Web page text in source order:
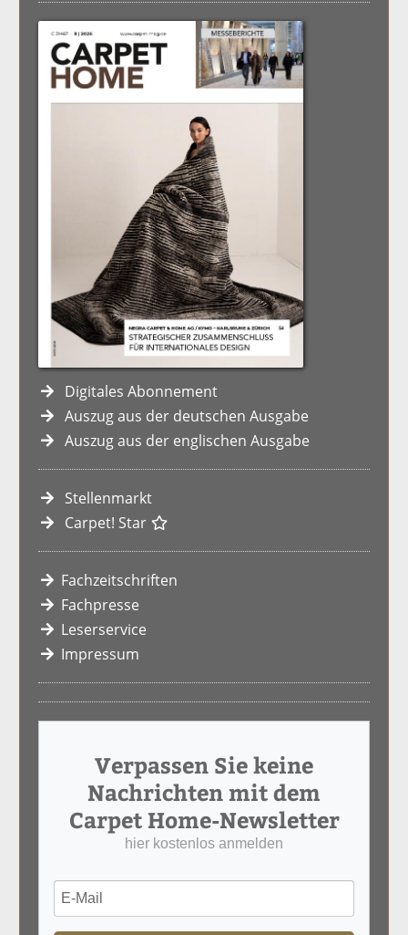
Digitales Abonnement
Auszug aus der deutschen Ausgabe
Auszug aus der englischen Ausgabe
Stellenmarkt
Carpet! Star
Fachzeitschriften
Fachpresse
Leserservice
Impressum
Verpassen Sie keine
Nachrichten mit dem
Carpet Home-Newsletter
hier kostenlos anmelden